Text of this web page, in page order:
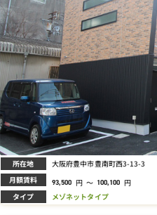
所在地 大阪府豊中市豊南町西3-13-3
月額賃料 93,500 円 ～ 100,100 円
タイプ メゾネットタイプ